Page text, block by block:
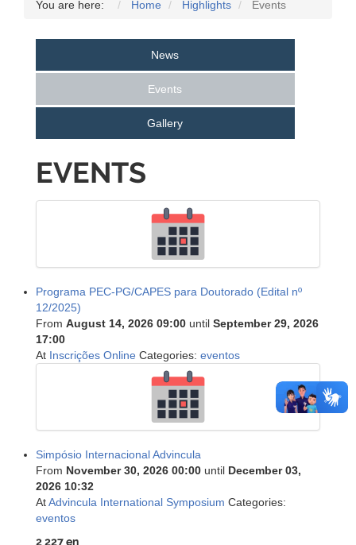
You are here: Home Highlights Events
News
Events
Gallery
EVENTS
Programa PEC-PG/CAPES para Doutorado (Edital nº
12/2025)
From August 14, 2026 09:00 until September 29, 2026
17:00
At Inscrições Online Categories: eventos
Simpósio Internacional Advincula
From November 30, 2026 00:00 until December 03,
2026 10:32
AtAdvincula International Symposium Categories:
eventos
2227en